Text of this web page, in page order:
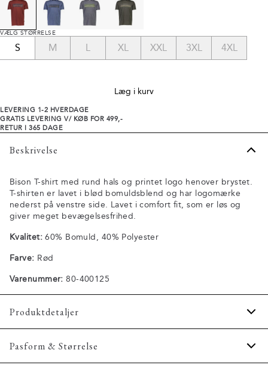
VÆLG STØRRELSE
S M L XL XXL 3XL 4XL
Læg i kurv
LEVERING 1-2 HVERDAGE
GRATIS LEVERING V/ KØB FOR 499,-
RETUR I 365 DAGE
Beskrivelse
Bison T-shirt med rund hals og printet logo henover brystet.
T-shirten er lavet i blød bomuldsblend og har logomærke
nederst på venstre side. Lavet i comfort fit, som er løs og
giver meget bevægelsesfrihed.
Kvalitet:60% Bomuld, 40% Polyester
Farve: Rød
Varenummer: 80-400125
Produktdetaljer
Fremstillet i behagelig bomuldsblend.
Logomærke nederst på venstre side.
Pasform & Størrelse